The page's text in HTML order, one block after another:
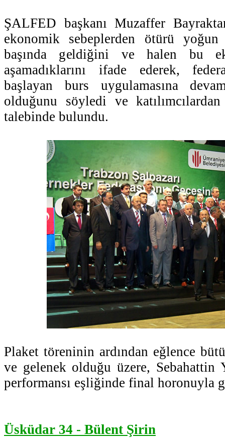
ŞALFED başkanı Muzaffer
ekonomik sebeplerden ötürü
başında geldiğini ve halen bu
aşamadıklarını ifade ederek,
başlayan burs uygulamasına
olduğunu söyledi ve
talebinde bulundu.
Plaket töreninin ardından eğlence
ve gelenek olduğu üzere, Sebahattin
performansı eşliğinde final horonuyla
Üsküdar 34 - Bülent Şirin